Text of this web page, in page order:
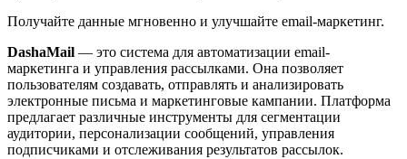
Получайте данные мгновенно и улучшайте email-маркетинг.
DashaMail — это система для автоматизации email-
маркетинга и управления рассылками. Она позволяет
пользователям создавать, отправлять и анализировать
электронные письма и маркетинговые кампании. Платформа
предлагает различные инструменты для сегментации
аудитории, персонализации сообщений, управления
подписчиками и отслеживания результатов рассылок.